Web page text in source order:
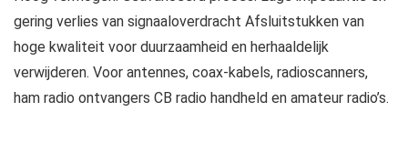
gering verlies van signaaloverdracht Afsluitstukken van
hoge kwaliteit voor duurzaamheid en herhaaldelijk
verwijderen. Voor antennes, coax-kabels, radioscanners,
ham radio ontvangers CB radio handheld en amateur radio’s.